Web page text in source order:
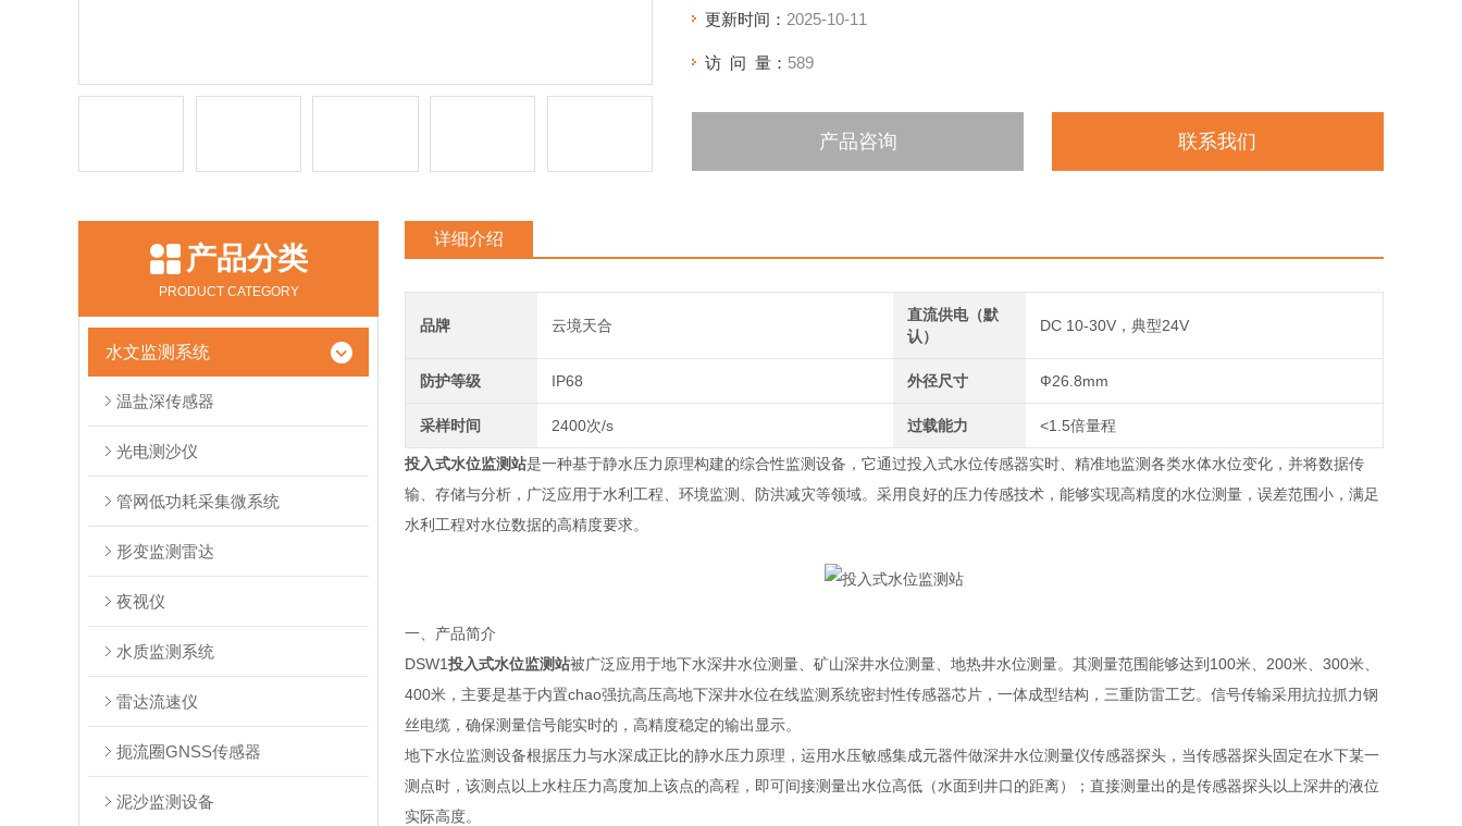
更新时间： 2025-10-11
访 问 量： 589
产品咨询 联系我们
产品分类
PRODUCT CATEGORY
水文监测系统
温盐深传感器
光电测沙仪
管网低功耗采集微系统
形变监测雷达
夜视仪
水质监测系统
雷达流速仪
扼流圈GNSS传感器
泥沙监测设备
详细介绍
品牌 云境天合
直流供电（默
认）
DC 10-30V，典型24V
防护等级 IP68 外径尺寸 Ф26.8mm
采样时间 2400次/s 过载能力 <1.5倍量程
投入式水位监测站是一种基于静水压力原理构建的综合性监测设备，它通过投入式水位传感器实时、精准地监测各类水体水位变化，并将数据传
输、存储与分析，广泛应用于水利工程、环境监测、防洪减灾等领域。采用良好的压力传感技术，能够实现高精度的水位测量，误差范围小，满足
水利工程对水位数据的高精度要求。
一、产品简介
DSW1投入式水位监测站被广泛应用于地下水深井水位测量、矿山深井水位测量、地热井水位测量。其测量范围能够达到100米、200米、300米、
400米，主要是基于内置chao强抗高压高地下深井水位在线监测系统密封性传感器芯片，一体成型结构，三重防雷工艺。信号传输采用抗拉抓力钢
丝电缆，确保测量信号能实时的，高精度稳定的输出显示。
地下水位监测设备根据压力与水深成正比的静水压力原理，运用水压敏感集成元器件做深井水位测量仪传感器探头，当传感器探头固定在水下某一
测点时，该测点以上水柱压力高度加上该点的高程，即可间接测量出水位高低（水面到井口的距离）；直接测量出的是传感器探头以上深井的液位
实际高度。